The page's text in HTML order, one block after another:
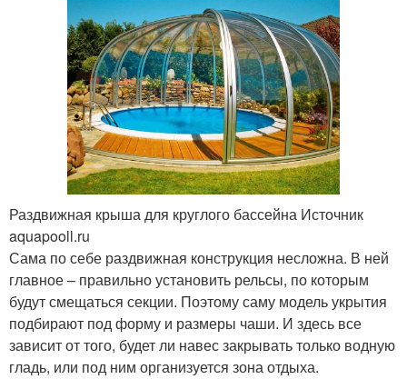
Раздвижная крыша для круглого бассейна Источник
aquapooll.ru
Сама по себе раздвижная конструкция несложна. В ней
главное – правильно установить рельсы, по которым
будут смещаться секции. Поэтому саму модель укрытия
подбирают под форму и размеры чаши. И здесь все
зависит от того, будет ли навес закрывать только водную
гладь, или под ним организуется зона отдыха.